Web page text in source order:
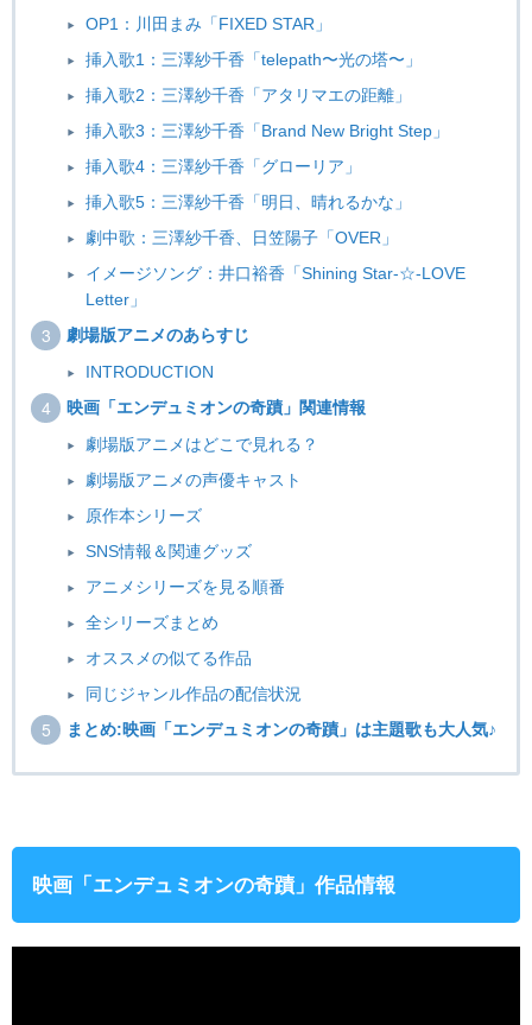
OP1：川田まみ「FIXED STAR」
挿入歌1：三澤紗千香「telepath〜光の塔〜」
挿入歌2：三澤紗千香「アタリマエの距離」
挿入歌3：三澤紗千香「Brand New Bright Step」
挿入歌4：三澤紗千香「グローリア」
挿入歌5：三澤紗千香「明日、晴れるかな」
劇中歌：三澤紗千香、日笠陽子「OVER」
イメージソング：井口裕香「Shining Star-☆-LOVE
Letter」
劇場版アニメのあらすじ
INTRODUCTION
映画「エンデュミオンの奇蹟」関連情報
劇場版アニメはどこで見れる？
劇場版アニメの声優キャスト
原作本シリーズ
SNS情報＆関連グッズ
アニメシリーズを見る順番
全シリーズまとめ
オススメの似てる作品
同じジャンル作品の配信状況
まとめ:映画「エンデュミオンの奇蹟」は主題歌も大人気♪
映画「エンデュミオンの奇蹟」作品情報